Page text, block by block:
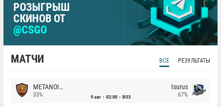
РОЗЫГРЫШ
СКИНОВ ОТ
@CSGO
МАТЧИ ВСЕ РЕЗУЛЬТАТЫ
METANOIA Wolves
33% 9 авг 02:00 BO3
Isurus
67%